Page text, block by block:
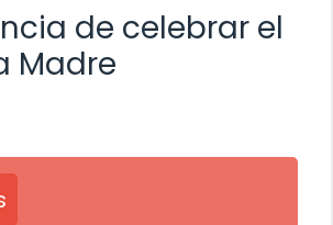
de celebrar el
Madre